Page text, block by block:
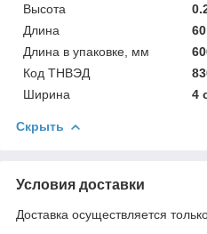
Высота
Длина
60
Длина в упаковке, мм
Код ТНВЭД
Ширина
4
Скрыть
Условия доставки
Доставка осуществляется